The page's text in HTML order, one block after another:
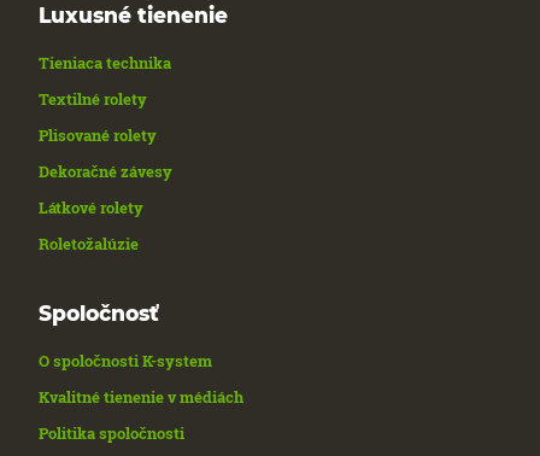
Luxusné tienenie
Tieniaca technika
Textilné rolety
Plisované rolety
Dekoračné závesy
Látkové rolety
Roletožalúzie
Spoločnosť
O spoločnosti K-system
Kvalitné tienenie v médiách
Politika spoločnosti